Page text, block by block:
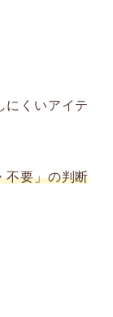
にくいアイテ
不要」の判断